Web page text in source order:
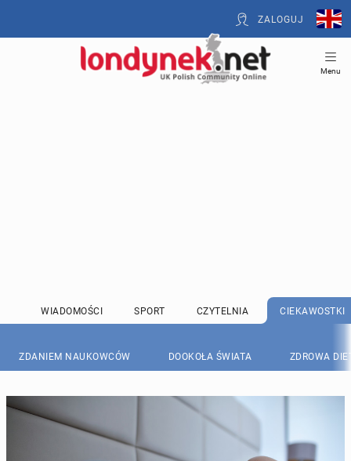
ZALOGUJ
Menu
WIADOMOŚCI SPORT CZYTELNIA CIEKAWOSTKI
ZDANIEM NAUKOWCÓW DOOKOŁA ŚWIATA ZDROWA